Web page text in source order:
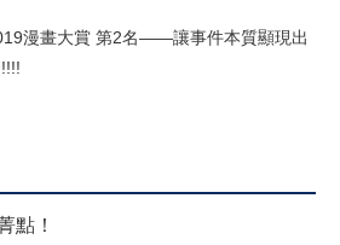
漫畫大賞 第2名——讓事件本質顯現出
點！